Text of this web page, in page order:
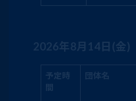
2026年8月14日(金
予定時
間
団体名